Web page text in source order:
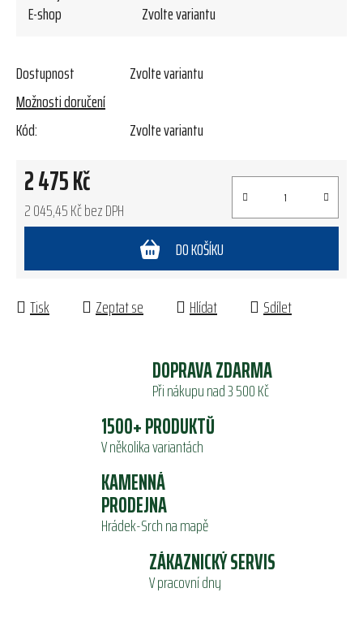
E-shop
Zvolte variantu
Dostupnost
Zvolte variantu
Možnosti doručení
Kód:
Zvolte variantu
2 475 Kč
2 045,45 Kč bez DPH
DO KOŠÍKU
Tisk Zeptat se Hlídat Sdílet
DOPRAVA ZDARMA
Při nákupu nad 3 500 Kč
1500+ PRODUKTŮ
V několika variantách
KAMENNÁ
PRODEJNA
Hrádek-Srch na mapě
ZÁKAZNICKÝ SERVIS
V pracovní dny